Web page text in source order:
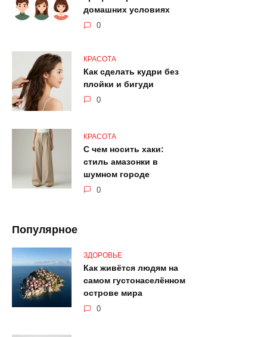
домашних условиях
0
КРАСОТА
Как сделать кудри без
плойки и бигуди
0
КРАСОТА
С чем носить хаки:
стиль амазонки в
шумном городе
0
Популярное
ЗДОРОВЬЕ
Как живётся людям на
самом густонаселённом
острове мира
0